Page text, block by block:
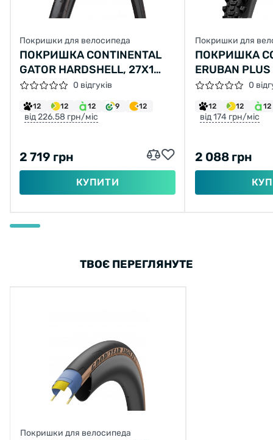
Покришки для велосипеда
ПОКРИШКА CONTINENTAL
GATOR HARDSHELL, 27X1
1/4, 32-630, ЧОРНА, НЕ
СКЛАДНА, HARDSHELL,
SKIN, 450ГР.
0 відгуків
12 12 12 9 12
від 226.58 грн/міс
2 719 грн
КУПИТИ
Покришки для
ПОКРИШКА
ERUBAN
2.60 ЧОРНА,
PLUS
0
12 12 12
від 174 грн/міс
2 088 грн
ТВОЄ ПЕРЕГЛЯНУТЕ
Покришки для велосипеда